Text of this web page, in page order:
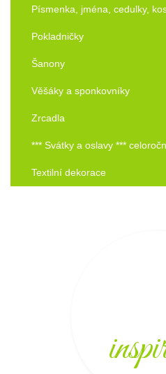
Písmenka, jména, cedulky,
Pokladničky
Šanony
Věšáky a sponkovníky
Zrcadla
*** Svátky a oslavy ***
Textilní dekorace